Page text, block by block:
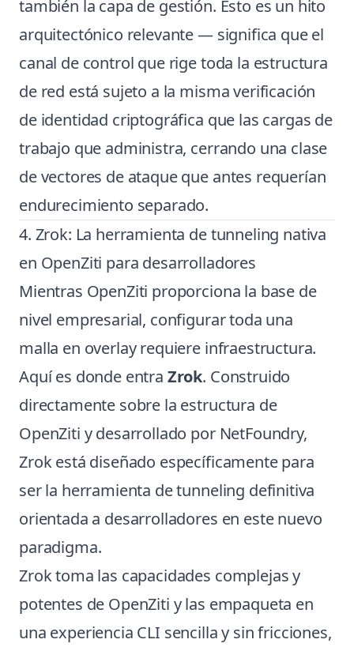
también la capa de gestión. Esto es un hito
arquitectónico relevante — significa que el
canal de control que rige toda la estructura
de red está sujeto a la misma verificación
de identidad criptográfica que las cargas de
trabajo que administra, cerrando una clase
de vectores de ataque que antes requerían
endurecimiento separado.
4. Zrok: La herramienta de tunneling nativa
en OpenZiti para desarrolladores
Mientras OpenZiti proporciona la base de
nivel empresarial, configurar toda una
malla en overlay requiere infraestructura.
Aquí es donde entra Zrok. Construido
directamente sobre la estructura de
OpenZiti y desarrollado por NetFoundry,
Zrok está diseñado específicamente para
ser la herramienta de tunneling definitiva
orientada a desarrolladores en este nuevo
paradigma.
Zrok toma las capacidades complejas y
potentes de OpenZiti y las empaqueta en
una experiencia CLI sencilla y sin fricciones,